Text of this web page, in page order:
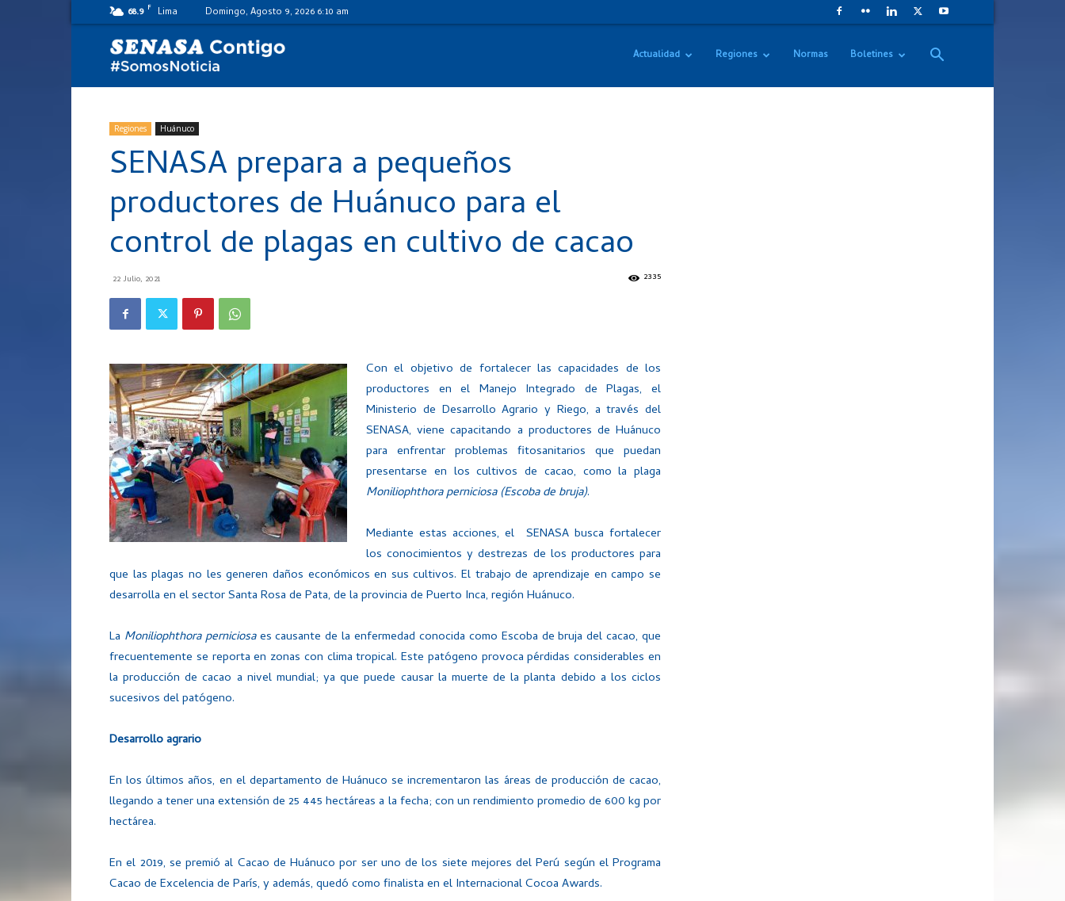
68.9 F Lima Domingo, Agosto 9, 2026 6:10 am
día
Actualidad Regiones Normas Boletines
Regiones Huánuco
SENASA prepara a pequeños
productores de Huánuco para el
control de plagas en cultivo de cacao
22 Julio, 2021 2335
Con el objetivo de fortalecer las capacidades de los
productores en el Manejo Integrado de Plagas, el
Ministerio de Desarrollo Agrario y Riego, a través del
SENASA, viene capacitando a productores de Huánuco
para enfrentar problemas fitosanitarios que puedan
presentarse en los cultivos de cacao, como la plaga
Moniliophthora perniciosa (Escoba de bruja).
Mediante estas acciones, el SENASA busca fortalecer
los conocimientos y destrezas de los productores para
que las plagas no les generen daños económicos en sus cultivos. El trabajo de aprendizaje en campo se
desarrolla en el sector Santa Rosa de Pata, de la provincia de Puerto Inca, región Huánuco.
La Moniliophthora perniciosaes causante de la enfermedad conocida como Escoba de bruja del cacao, que
frecuentemente se reporta en zonas con clima tropical. Este patógeno provoca pérdidas considerables en
la producción de cacao a nivel mundial; ya que puede causar la muerte de la planta debido a los ciclos
sucesivos del patógeno.
Desarrollo agrario
En los últimos años, en el departamento de Huánuco se incrementaron las áreas de producción de cacao,
llegando a tener una extensión de 25 445 hectáreas a la fecha; con un rendimiento promedio de 600 kg por
hectárea.
En el 2019, se premió al Cacao de Huánuco por ser uno de los siete mejores del Perú según el Programa
Cacao de Excelencia de París, y además, quedó como finalista en el Internacional Cocoa Awards.